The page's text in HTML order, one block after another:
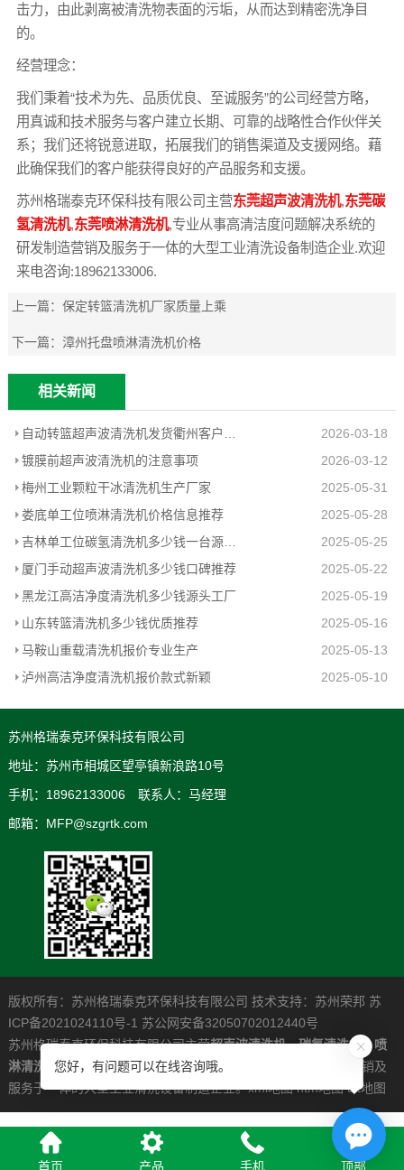
击力，由此剥离被清洗物表面的污垢，从而达到精密洗净目
的。
经营理念：
我们秉着“技术为先、品质优良、至诚服务”的公司经营方略，
用真诚和技术服务与客户建立长期、可靠的战略性合作伙伴关
系；我们还将锐意进取，拓展我们的销售渠道及支援网络。藉
此确保我们的客户能获得良好的产品服务和支援。
苏州格瑞泰克环保科技有限公司主营东莞超声波清洗机,东莞碳
氢清洗机,东莞喷淋清洗机,专业从事高清洁度问题解决系统的
研发制造营销及服务于一体的大型工业清洗设备制造企业.欢迎
来电咨询:18962133006.
上一篇：保定转篮清洗机厂家质量上乘
下一篇： 漳州托盘喷淋清洗机价格
相关新闻
2026-03-18
镀膜前超声波清洗机的注意事项
2026-03-12
梅州工业颗粒干冰清洗机生产厂家
2025-05-31
娄底单工位喷淋清洗机价格信息推荐
2025-05-28
吉林单工位碳氢清洗机多少钱一台源头工厂
2025-05-25
厦门手动超声波清洗机多少钱口碑推荐
2025-05-22
黑龙江高洁净度清洗机多少钱源头工厂
2025-05-19
山东转篮清洗机多少钱优质推荐
2025-05-16
马鞍山重载清洗机报价专业生产
2025-05-13
泸州高洁净度清洗机报价款式新颖
2025-05-10
苏州格瑞泰克环保科技有限公司
地址：苏州市相城区望亭镇新浪路10号
手机：18962133006 联系人：马经理
邮箱：MFP@szgrtk.com
版权所有：苏州格瑞泰克环保科技有限公司 技术支持： 苏州荣邦 苏
ICP备2021024110号-1 苏公网安备32050702012440号
苏州格瑞泰克环保科技有限公司主营超声波清洗机，碳氢清洗机，喷
淋清洗机，是一家专业从事高清洁度问题解决系统的研发制造营销及
服务于一体的大型工业清洗设备制造企业。xml地图 htm地图 txt地图
首页 产品 手机 顶部
您好，有问题可以在线咨询哦。